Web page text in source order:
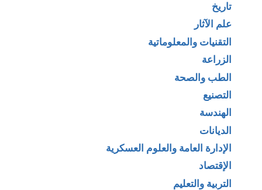
تاريخ
علم الآثار
التقنيات والمعلوماتية
الزراعة
الطب والصحة
التصنيع
الهندسة
الديانات
الإدارة العامة والعلوم العسكرية
الإقتصاد
التربية والتعليم